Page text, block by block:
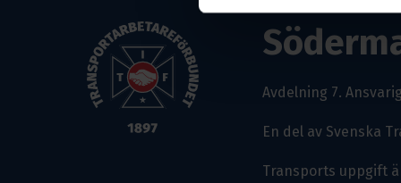
Avdelning 7.
En del av Svenska
Transports uppgift